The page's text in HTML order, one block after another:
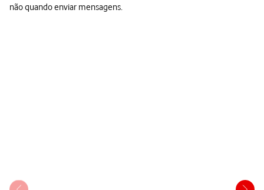
não quando enviar mensagens.